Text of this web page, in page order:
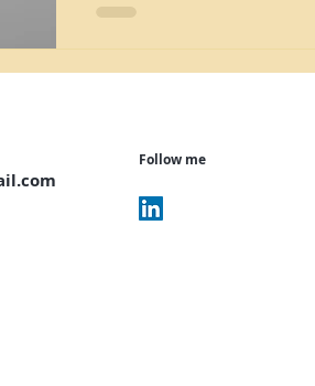
Follow me